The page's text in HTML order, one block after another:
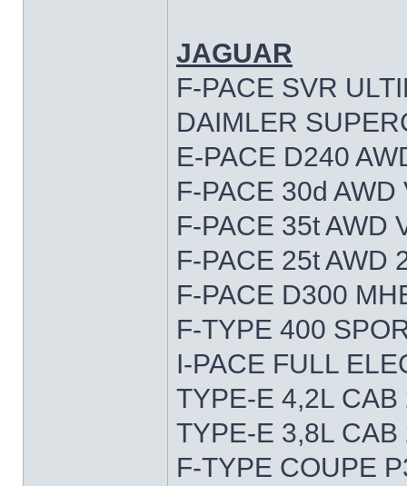
JAGUAR
F-PACE SVR
DAIMLER
E-PACE D240
F-PACE 30d
F-PACE 35t AWD
F-PACE 25t AWD
F-PACE D300
F-TYPE 400
I-PACE FULL
TYPE-E 4,2L
TYPE-E 3,8L
F-TYPE COUPE